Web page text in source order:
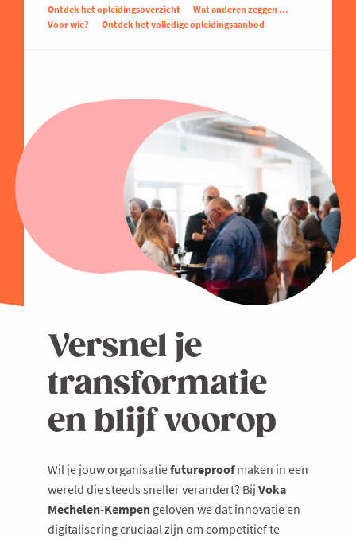
Ontdek het opleidingsoverzicht
Wat anderen zeggen ...
Voor wie?
Ontdek het volledige opleidingsaanbod
Versnel je
transformatie
en blijf voorop
Wil je jouw organisatiefutureproofmaken in een
wereld die steeds sneller verandert? Bij Voka
Mechelen-Kempen geloven we dat innovatie en
digitalisering cruciaal zijn om competitief te